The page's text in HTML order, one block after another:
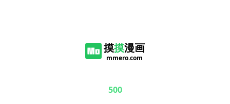
摸摸漫画
mmero.com
500